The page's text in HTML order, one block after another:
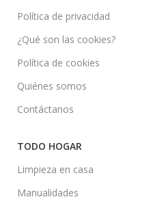
Política de privacidad
¿Qué son las cookies?
Política de cookies
Quiénes somos
Contáctanos
TODO HOGAR
Limpieza en casa
Manualidades